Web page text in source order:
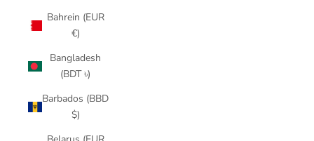
Bahrein (EUR
€)
Bangladesh
(BDT ৳)
Barbados (BBD
$)